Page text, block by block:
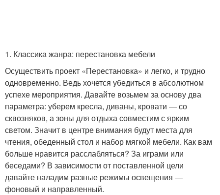
1. Классика жанра: перестановка мебели
Осуществить проект «Перестановка» и легко, и трудно
одновременно. Ведь хочется убедиться в абсолютном
успехе мероприятия. Давайте возьмем за основу два
параметра: уберем кресла, диваны, кровати — со
сквозняков, а зоны для отдыха совместим с ярким
светом. Значит в центре внимания будут места для
чтения, обеденный стол и набор мягкой мебели. Как вам
больше нравится расслабляться? За играми или
беседами? В зависимости от поставленной цели
давайте наладим разные режимы освещения —
фоновый и направленный.